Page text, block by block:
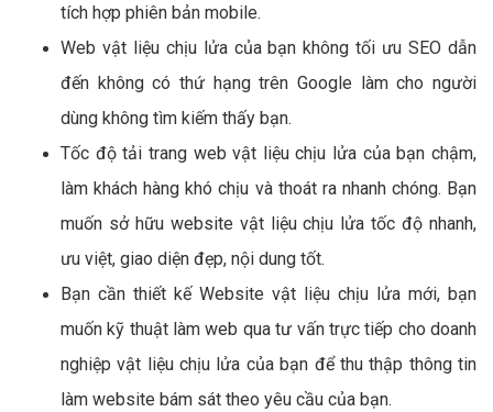
tích hợp phiên bản mobile.
Web vật liệu chịu lửa của bạn không tối ưu SEO dẫn
đến không có thứ hạng trên Google làm cho người
dùng không tìm kiếm thấy bạn.
Tốc độ tải trang web vật liệu chịu lửa của bạn chậm,
làm khách hàng khó chịu và thoát ra nhanh chóng. Bạn
muốn sở hữu website vật liệu chịu lửa tốc độ nhanh,
ưu việt, giao diện đẹp, nội dung tốt.
Bạn cần thiết kế Website vật liệu chịu lửa mới, bạn
muốn kỹ thuật làm web qua tư vấn trực tiếp cho doanh
nghiệp vật liệu chịu lửa của bạn để thu thập thông tin
làm website bám sát theo yêu cầu của bạn.